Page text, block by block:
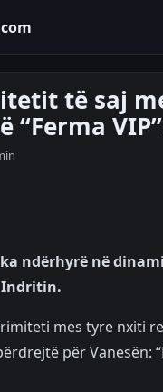
të saj
“Ferma
ndërhyrë në
Indritin.
mes tyre nxiti
për Vanesën: